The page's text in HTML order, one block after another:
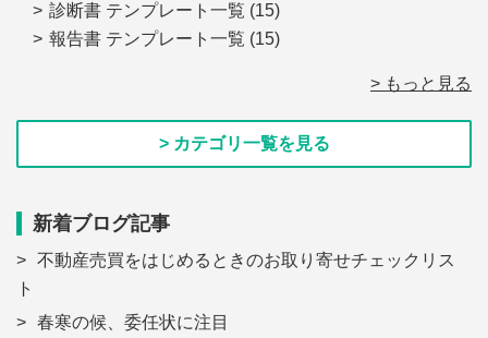
診断書 テンプレート一覧 (15)
報告書 テンプレート一覧 (15)
> もっと見る
> カテゴリ一覧を見る
新着ブログ記事
不動産売買をはじめるときのお取り寄せチェックリス
ト
春寒の候、委任状に注目